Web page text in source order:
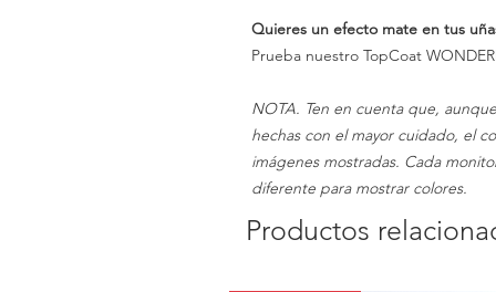
Quieres un efecto mate en tus
Prueba nuestro TopCoat
NOTA. Ten en cuenta que,
hechas con el mayor cuidado, el
imágenes mostradas. Cada
diferente para mostrar colores.
Productos